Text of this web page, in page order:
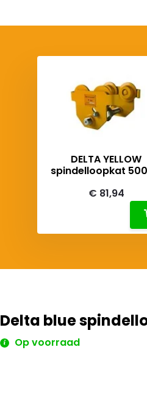
DELTA YELLOW
spindelloopkat
€ 81,94
Delta blue
Op voorraad